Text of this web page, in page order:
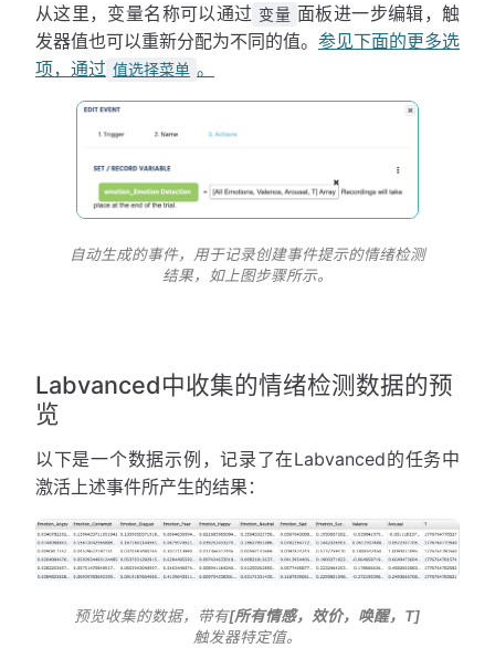
从这里，变量名称可以通过 变量 面板进一步编辑，触
发器值也可以重新分配为不同的值。 参见下面的更多选
项，通过 值选择菜单 。
自动生成的事件，用于记录创建事件提示的情绪检测
结果，如上图步骤所示。
Labvanced中收集的情绪检测数据的预
览
以下是一个数据示例，记录了在Labvanced的任务中
激活上述事件所产生的结果：
预览收集的数据，带有[所有情感，效价，唤醒，T]
触发器特定值。